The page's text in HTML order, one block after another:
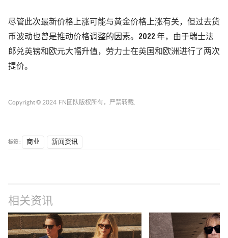
尽管此次最新价格上涨可能与黄金价格上涨有关，但过去货
币波动也曾是推动价格调整的因素。2022 年，由于瑞士法
郎兑英镑和欧元大幅升值，劳力士在英国和欧洲进行了两次
提价。
Copyright © 2024 FN团队 版权所有，严禁转载.
标签 : 商业 新闻资讯
相关资讯